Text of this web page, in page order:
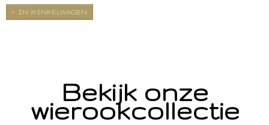
IN WINKELWAGEN
Bekijk onze
wierookcollectie